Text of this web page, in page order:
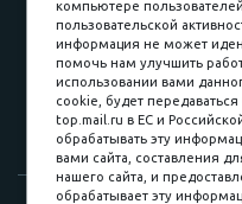
8
8
8
компьютере
пользовательской
информация не может
помочь нам улучшить
использовании вами
cookie, будет
top.mail.ru в ЕС и
обрабатывать эту
вами сайта, составления
нашего сайта, и
обрабатывает эту